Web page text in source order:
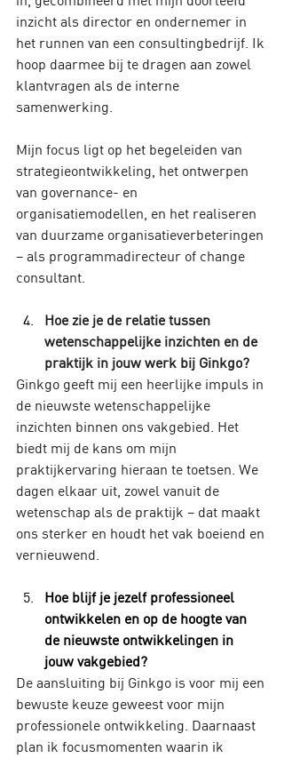
inzicht als director en ondernemer in
het runnen van een consultingbedrijf. Ik
hoop daarmee bij te dragen aan zowel
klantvragen als de interne
samenwerking.
Mijn focus ligt op het begeleiden van
strategieontwikkeling, het ontwerpen
van governance- en
organisatiemodellen, en het realiseren
van duurzame organisatieverbeteringen
– als programmadirecteur of change
consultant.
Hoe zie je de relatie tussen
wetenschappelijke inzichten en de
praktijk in jouw werk bij Ginkgo?
Ginkgo geeft mij een heerlijke impuls in
de nieuwste wetenschappelijke
inzichten binnen ons vakgebied. Het
biedt mij de kans om mijn
praktijkervaring hieraan te toetsen. We
dagen elkaar uit, zowel vanuit de
wetenschap als de praktijk – dat maakt
ons sterker en houdt het vak boeiend en
vernieuwend.
Hoe blijf je jezelf professioneel
ontwikkelen en op de hoogte van
de nieuwste ontwikkelingen in
jouw vakgebied?
De aansluiting bij Ginkgo is voor mij een
bewuste keuze geweest voor mijn
professionele ontwikkeling. Daarnaast
plan ik focusmomenten waarin ik